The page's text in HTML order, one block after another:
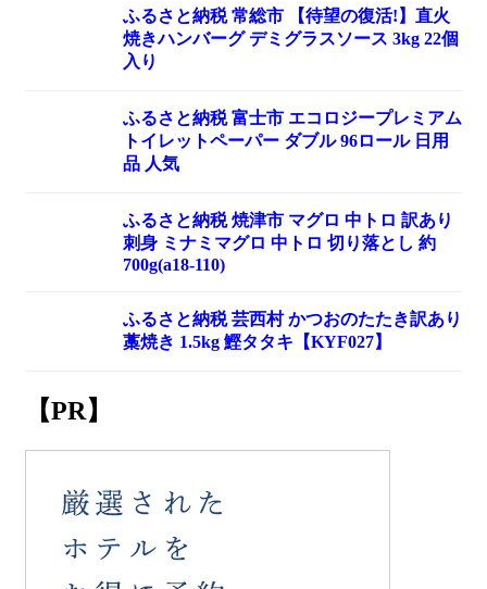
ふるさと納税 常総市 【待望の復活!】直火
焼きハンバーグ デミグラスソース 3kg 22個
入り
ふるさと納税 富士市 エコロジープレミアム
トイレットペーパー ダブル 96ロール 日用
品 人気
ふるさと納税 焼津市 マグロ 中トロ 訳あり
刺身 ミナミマグロ 中トロ 切り落とし 約
700g(a18-110)
ふるさと納税 芸西村 かつおのたたき訳あり
藁焼き 1.5kg 鰹タタキ【KYF027】
【PR】